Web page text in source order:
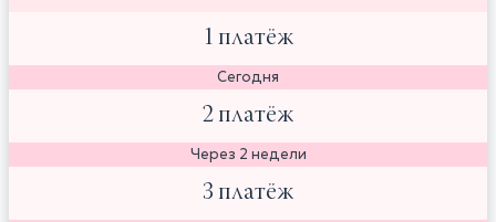
1 платёж
Сегодня
2 платёж
Через 2 недели
3 платёж